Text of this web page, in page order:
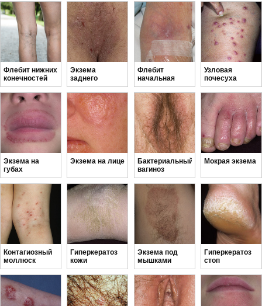
Флебит нижних
конечностей
Экзема
заднего
прохода
Флебит
начальная
стадия
Узловая
почесуха
Гайда
Экзема на
губах
Экзема на лице
Бактериальный
вагиноз
Мокрая экзема
Контагиозный
моллюск
начальная
стадия
Гиперкератоз
кожи
Экзема под
мышками
Гиперкератоз
стоп